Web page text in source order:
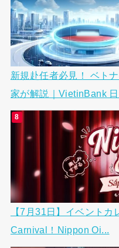
新規赴任者必見！ ベト
家が解説｜VietinBank
【7月31日】イベント
Carnival！Nippon Oi...